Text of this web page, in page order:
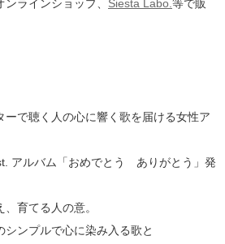
ンショップ、 Siesta Labo. 等で販
で聴く人の心に響く歌を届ける女性ア
ルバム「おめでとう ありがとう」発
育てる人の意。
ンプルで心に染み入る歌と